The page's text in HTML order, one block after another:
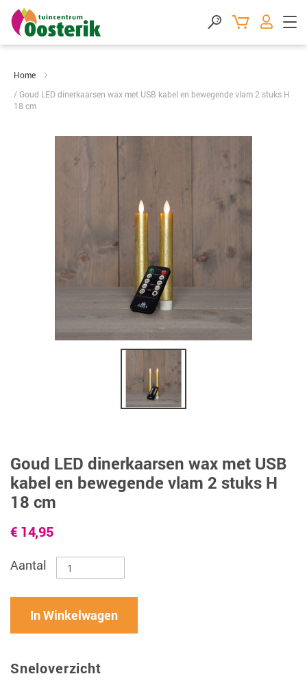
Home
Goud LED dinerkaarsen wax met USB kabel en bewegende vlam 2 stuks H
18 cm
Goud LED dinerkaarsen wax met USB
kabel en bewegende vlam 2 stuks H
18 cm
€ 14,95
Aantal
In Winkelwagen
Sneloverzicht